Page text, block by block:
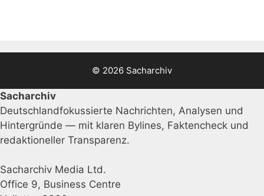
© 2026 Sacharchiv
Sacharchiv
Deutschlandfokussierte Nachrichten, Analysen und
Hintergründe — mit klaren Bylines, Faktencheck und
redaktioneller Transparenz.
Sacharchiv Media Ltd.
Office 9, Business Centre